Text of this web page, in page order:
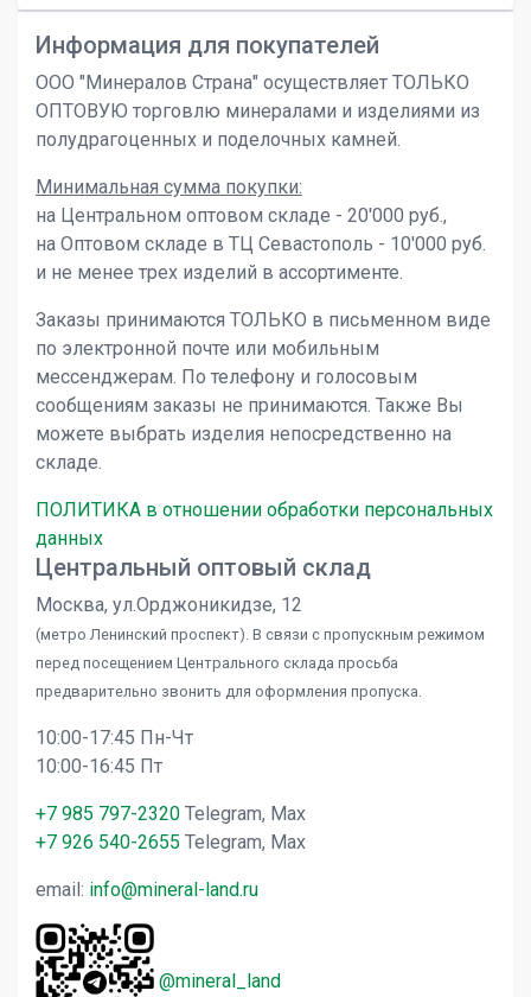
Информация для покупателей
ООО "Минералов Страна" осуществляет ТОЛЬКО
ОПТОВУЮ торговлю минералами и изделиями из
полудрагоценных и поделочных камней.
Минимальная сумма покупки:
на Центральном оптовом складе - 20'000 руб.,
на Оптовом складе в ТЦ Севастополь - 10'000 руб.
и не менее трех изделий в ассортименте.
Заказы принимаются ТОЛЬКО в письменном виде
по электронной почте или мобильным
мессенджерам. По телефону и голосовым
сообщениям заказы не принимаются. Также Вы
можете выбрать изделия непосредственно на
складе.
ПОЛИТИКА в отношении обработки персональных
данных
Центральный оптовый склад
Москва, ул.Орджоникидзе, 12
(метро Ленинский проспект). В связи с пропускным режимом
перед посещением Центрального склада просьба
предварительно звонить для оформления пропуска.
10:00-17:45 Пн-Чт
10:00-16:45 Пт
+7 985 797-2320 Telegram, Max
+7 926 540-2655 Telegram, Max
email: info@mineral-land.ru
@mineral_land